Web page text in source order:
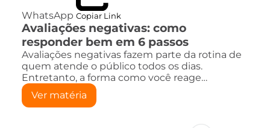
WhatsApp Copiar Link
Avaliações negativas: como
responder bem em 6 passos
Avaliações negativas fazem parte da rotina de
quem atende o público todos os dias.
Entretanto, a forma como você reage…
Ver matéria